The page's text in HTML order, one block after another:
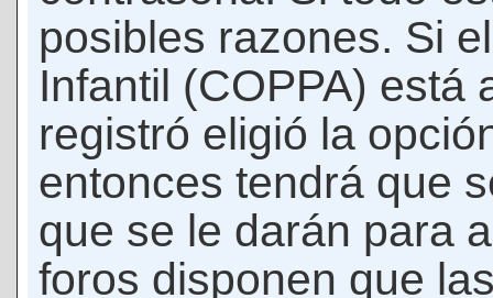
posibles razones. Si
Infantil (COPPA) está
registró eligió la
entonces tendrá que
que se le darán para
foros disponen que